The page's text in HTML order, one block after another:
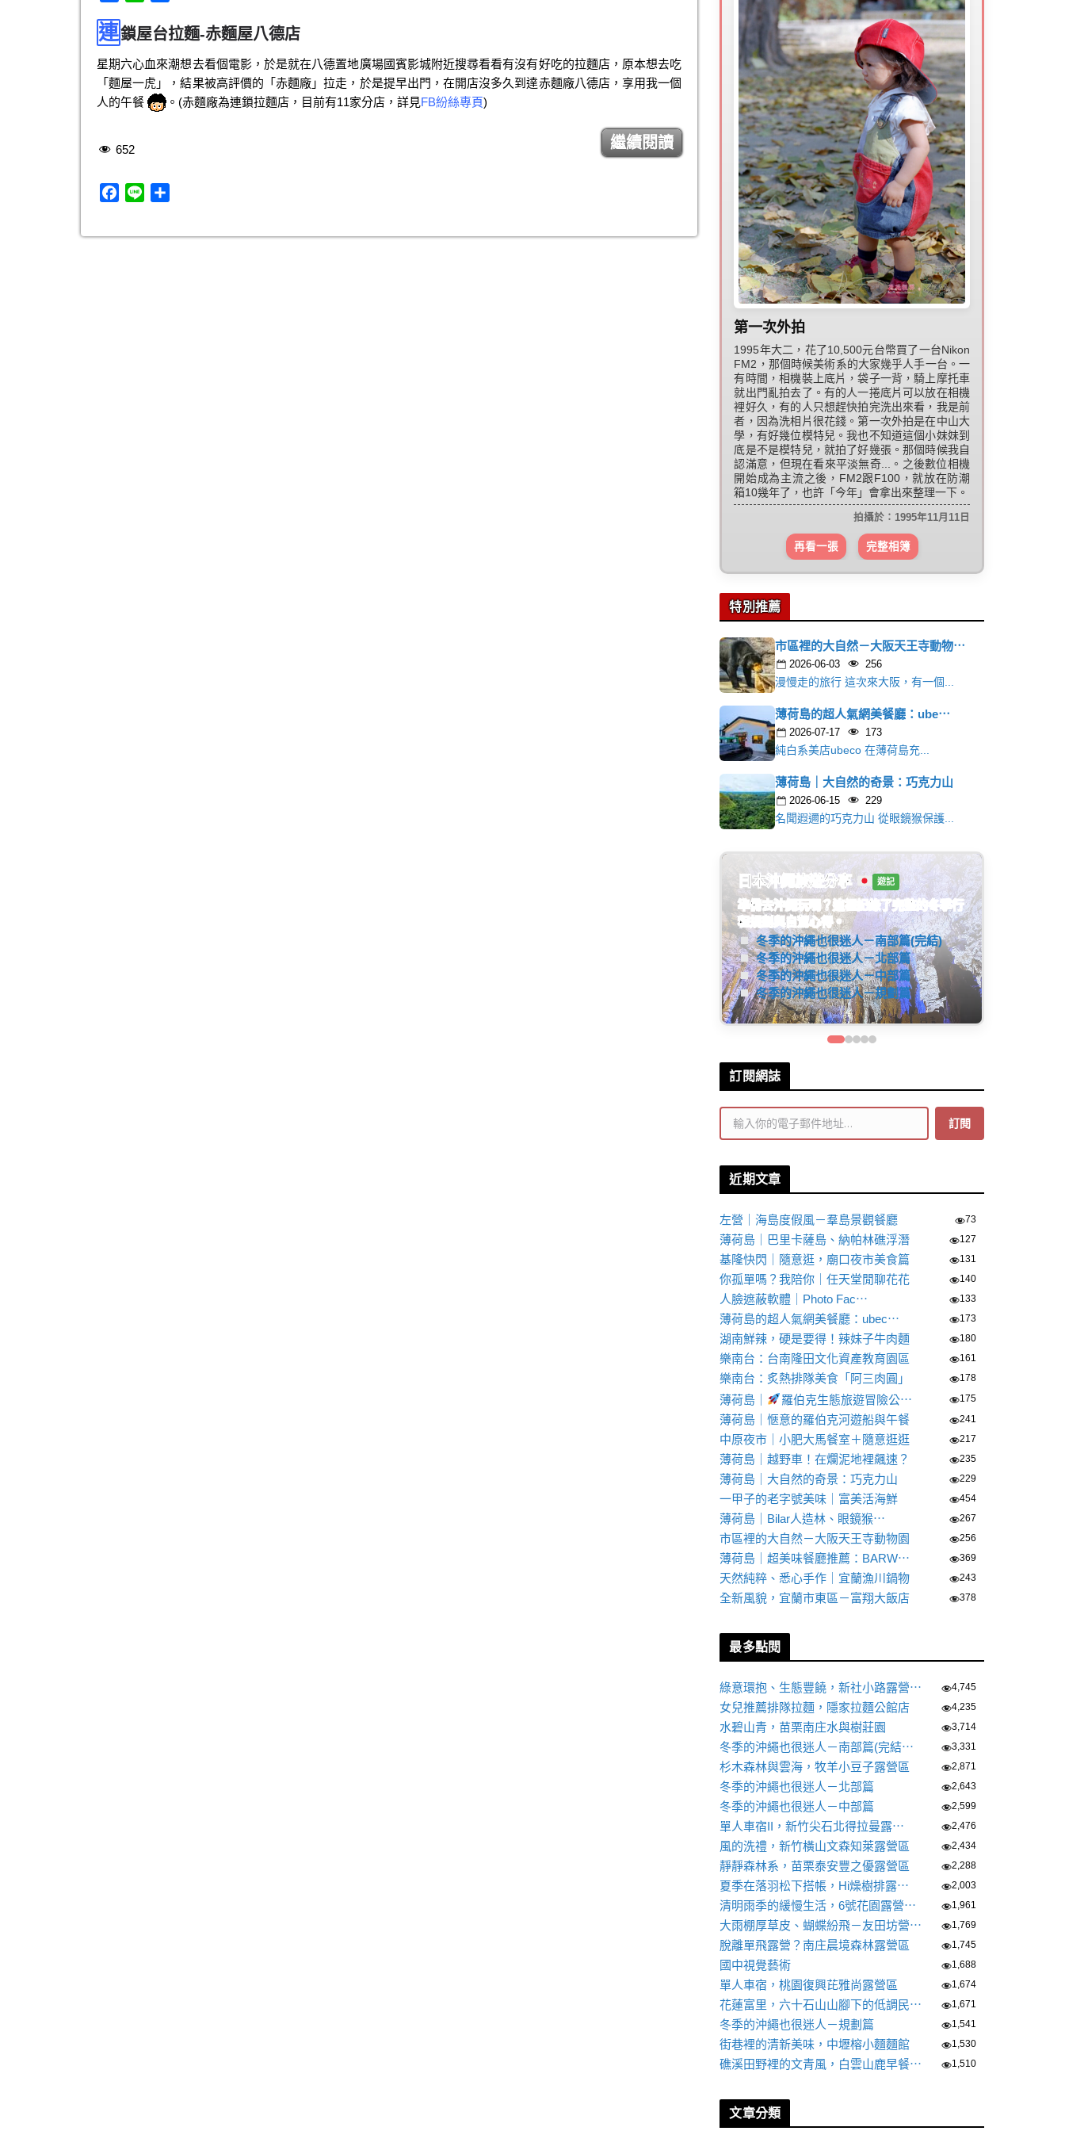
c
e
b
o
o
n
連鎖屋台拉麵-赤麵屋八德店
星期六心血來潮想去看個電影，於是就在八德置地廣場國賓影城附近搜尋看看有沒有好吃的拉麵店，原本想去吃
「麵屋一虎」，結果被高評價的「赤麵廠」拉走，於是提早出門，在開店沒多久到達赤麵廠八德店，享用我一個
人的午餐
。(赤麵廠為連鎖拉麵店，目前有11家分店，詳見FB紛絲專頁)
繼續閱讀
652
第一次外拍
1995年大二，花了10,500元台幣買了一台Nikon
FM2，那個時候美術系的大家幾乎人手一台。一
有時間，相機裝上底片，袋子一背，騎上摩托車
就出門亂拍去了。有的人一捲底片可以放在相機
裡好久，有的人只想趕快拍完洗出來看，我是前
者，因為洗相片很花錢。第一次外拍是在中山大
學，有好幾位模特兒。我也不知道這個小妹妹到
底是不是模特兒，就拍了好幾張。那個時候我自
認滿意，但現在看來平淡無奇...。之後數位相機
開始成為主流之後，FM2跟F100，就放在防潮
箱10幾年了，也許「今年」會拿出來整理一下。
拍攝於：1995年11月11日
再看一張 完整相簿
特別推薦
市區裡的大自然－大阪天王寺動物⋯
2026-06-03 256
漫慢走的旅行 這次來大阪，有一個...
薄荷島的超人氣網美餐廳：ube⋯
2026-07-17 173
純白系美店ubeco 在薄荷島充...
薄荷島｜大自然的奇景：巧克力山
2026-06-15 229
名聞遐邇的巧克力山 從眼鏡猴保護...
日本大阪旅遊分享 遊記
大阪住宿、天橋立一日遊、環球影城任天堂
世界等詳細旅遊資訊分享。(連載中...)
了解更多
訂閱網誌
輸入你的電子郵件地址…
訂閱
近期文章
左營｜海島度假風－羣島景觀餐廳 73
薄荷島｜巴里卡薩島、納帕林礁浮潛 127
基隆快閃｜隨意逛，廟口夜市美食篇 131
你孤單嗎？我陪你｜任天堂閒聊花花 140
人臉遮蔽軟體｜Photo Fac⋯ 133
薄荷島的超人氣網美餐廳：ubec⋯ 173
湖南鮮辣，硬是要得！辣妹子牛肉麵 180
樂南台：台南隆田文化資產教育園區 161
樂南台：炙熱排隊美食「阿三肉圓」 178
薄荷島｜ 羅伯克生態旅遊冒險公⋯ 175
薄荷島｜愜意的羅伯克河遊船與午餐 241
中原夜市｜小肥大馬餐室＋隨意逛逛 217
薄荷島｜越野車！在爛泥地裡飆速？ 235
薄荷島｜大自然的奇景：巧克力山 229
一甲子的老字號美味｜富美活海鮮 454
薄荷島｜Bilar人造林、眼鏡猴⋯ 267
市區裡的大自然－大阪天王寺動物園 256
薄荷島｜超美味餐廳推薦：BARW⋯ 369
天然純粹、悉心手作｜宜蘭漁川鍋物 243
全新風貌，宜蘭市東區－富翔大飯店 378
最多點閱
綠意環抱、生態豐饒，新社小路露營⋯ 4,745
女兒推薦排隊拉麵，隱家拉麵公館店 4,235
水碧山青，苗栗南庄水與樹莊園 3,714
冬季的沖繩也很迷人－南部篇(完結⋯ 3,331
杉木森林與雲海，牧羊小豆子露營區 2,871
冬季的沖繩也很迷人－北部篇 2,643
冬季的沖繩也很迷人－中部篇 2,599
單人車宿II，新竹尖石北得拉曼露⋯ 2,476
風的洗禮，新竹橫山文森知萊露營區 2,434
靜靜森林系，苗栗泰安豐之優露營區 2,288
夏季在落羽松下搭帳，Hi燥樹排露⋯ 2,003
清明雨季的緩慢生活，6號花園露營⋯ 1,961
大雨棚厚草皮、蝴蝶紛飛－友田坊營⋯ 1,769
脫離單飛露營？南庄晨境森林露營區 1,745
國中視覺藝術 1,688
單人車宿，桃園復興芘雅尚露營區 1,674
花蓮富里，六十石山山腳下的低調民⋯ 1,671
冬季的沖繩也很迷人－規劃篇 1,541
街巷裡的清新美味，中壢榕小麵麵館 1,530
礁溪田野裡的文青風，白雲山鹿早餐⋯ 1,510
文章分類